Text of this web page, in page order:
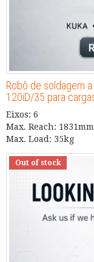
Robô de soldagem
120iD/35 para
Eixos: 6
Max. Reach: 1831mm
Max. Load: 35kg
Out of stock